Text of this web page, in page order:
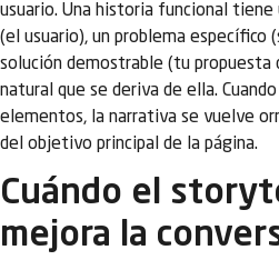
usuario. Una historia funcional tiene
(el usuario), un problema específico
solución demostrable (tu propuesta
natural que se deriva de ella.
elementos, la narrativa se vuelve
del objetivo principal de la página.
Cuándo el
mejora la